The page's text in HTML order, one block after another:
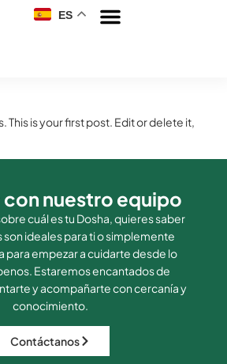
ES
This is your first post. Edit or delete it,
nuestro equipo
cuál es tu Dosha, quieres saber
ideales para ti o simplemente
para empezar a cuidarte desde lo
Estaremos encantados de
y acompañarte con cercanía y
conocimiento.
Contáctanos